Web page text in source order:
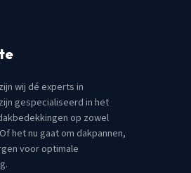
wij dé experts in
gespecialiseerd in het
op zowel
het nu gaat om dakpannen,
voor optimale